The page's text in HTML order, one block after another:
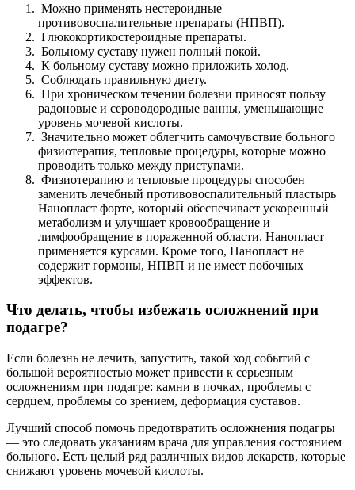
Можно применять нестероидные
противовоспалительные препараты (НПВП).
Глюкокортикостероидные препараты.
Больному суставу нужен полный покой.
К больному суставу можно приложить холод.
Соблюдать правильную диету.
При хроническом течении болезни приносят пользу
радоновые и сероводородные ванны, уменьшающие
уровень мочевой кислоты.
Значительно может облегчить самочувствие больного
физиотерапия, тепловые процедуры, которые можно
проводить только между приступами.
Физиотерапию и тепловые процедуры способен
заменить лечебный противовоспалительный пластырь
Нанопласт форте, который обеспечивает ускоренный
метаболизм и улучшает кровообращение и
лимфообращение в пораженной области. Нанопласт
применяется курсами. Кроме того, Нанопласт не
содержит гормоны, НПВП и не имеет побочных
эффектов.
Что делать, чтобы избежать осложнений при
подагре?
Если болезнь не лечить, запустить, такой ход событий с
большой вероятностью может привести к серьезным
осложнениям при подагре: камни в почках, проблемы с
сердцем, проблемы со зрением, деформация суставов.
Лучший способ помочь предотвратить осложнения подагры
— это следовать указаниям врача для управления состоянием
больного. Есть целый ряд различных видов лекарств, которые
снижают уровень мочевой кислоты.